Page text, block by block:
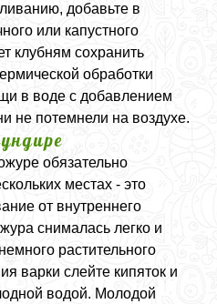
добавьте в
или капустного
клубням сохранить
обработки
в воде с добавлением
не потемнели на воздухе.
обязательно
местах - это
от внутреннего
снималась легко и
растительного
варки слейте кипяток и
водой. Молодой